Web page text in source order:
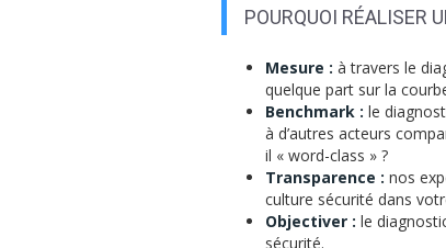
POURQUOI RÉALISER
Mesure : à travers le
quelque part sur la
Benchmark : le
à d’autres acteurs
il « word-class » ?
Transparence : nos
culture sécurité dans
Objectiver : le
sécurité.